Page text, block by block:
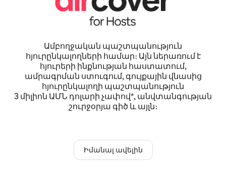
Ամբողջական պաշտպանություն
հյուրընկալողների համար։ Այն ներառում է
հյուրերի ինքնության հաստատում,
ամրագրման ստուգում, գույքային վնասից
հյուրընկալողի պաշտպանություն
3 միլիոն ԱՄՆ դոլարի չափով*, անվտանգության
շուրջօրյա գիծ և այլն։
Իմանալ ավելին